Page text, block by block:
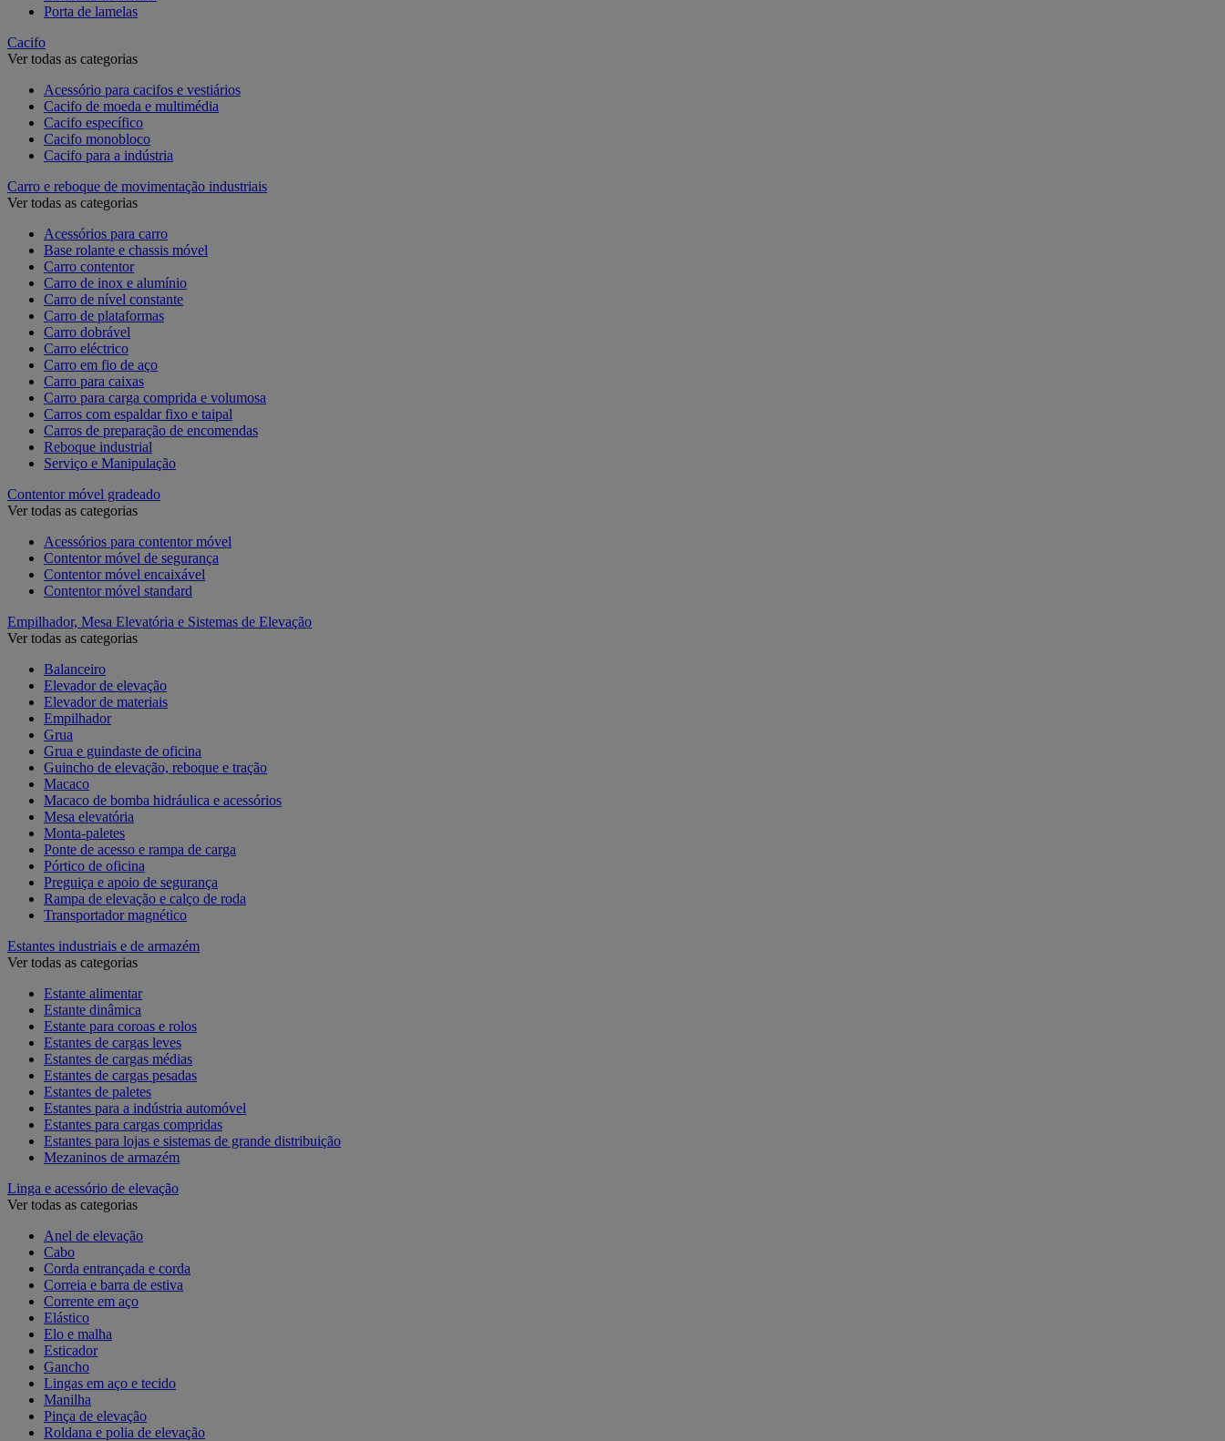
Porta de lamelas
Cacifo
Ver todas as categorias
Acessório para cacifos e vestiários
Cacifo de moeda e multimédia
Cacifo específico
Cacifo monobloco
Cacifo para a indústria
Carro e reboque de movimentação industriais
Ver todas as categorias
Acessórios para carro
Base rolante e chassis móvel
Carro contentor
Carro de inox e alumínio
Carro de nível constante
Carro de plataformas
Carro dobrável
Carro eléctrico
Carro em fio de aço
Carro para caixas
Carro para carga comprida e volumosa
Carros com espaldar fixo e taipal
Carros de preparação de encomendas
Reboque industrial
Serviço e Manipulação
Contentor móvel gradeado
Ver todas as categorias
Acessórios para contentor móvel
Contentor móvel de segurança
Contentor móvel encaixável
Contentor móvel standard
Empilhador, Mesa Elevatória e Sistemas de Elevação
Ver todas as categorias
Balanceiro
Elevador de elevação
Elevador de materiais
Empilhador
Grua
Grua e guindaste de oficina
Guincho de elevação, reboque e tração
Macaco
Macaco de bomba hidráulica e acessórios
Mesa elevatória
Monta-paletes
Ponte de acesso e rampa de carga
Pórtico de oficina
Preguiça e apoio de segurança
Rampa de elevação e calço de roda
Transportador magnético
Estantes industriais e de armazém
Ver todas as categorias
Estante alimentar
Estante dinâmica
Estante para coroas e rolos
Estantes de cargas leves
Estantes de cargas médias
Estantes de cargas pesadas
Estantes de paletes
Estantes para a indústria automóvel
Estantes para cargas compridas
Estantes para lojas e sistemas de grande distribuição
Mezaninos de armazém
Linga e acessório de elevação
Ver todas as categorias
Anel de elevação
Cabo
Corda entrançada e corda
Correia e barra de estiva
Corrente em aço
Elástico
Elo e malha
Esticador
Gancho
Lingas em aço e tecido
Manilha
Pinça de elevação
Roldana e polia de elevação